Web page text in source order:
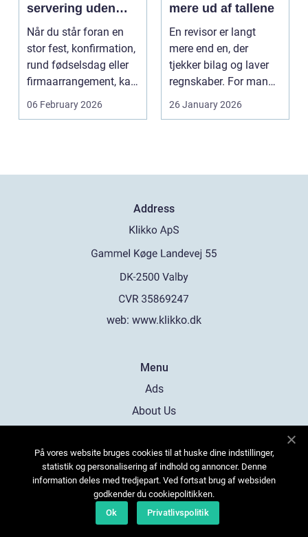
servering uden
stress
Når du står foran en
stor fest, konfirmation,
rund fødselsdag eller
firmaarrangement, kan
planlægnin...
06 February 2026
mere ud af tallene
En revisor er langt
mere end en, der
tjekker bilag og laver
regnskaber. For mange
mindre og mellemst...
26 January 2026
Address
web: www.klikko.dk
Menu
Ads
About Us
Contact
Sitemap
På vores website bruges cookies til at huske dine indstillinger,
statistik og personalisering af indhold og annoncer. Denne
information deles med tredjepart. Ved fortsat brug af websiden
godkender du cookiepolitikken.
Ok
Privatlivspolitik